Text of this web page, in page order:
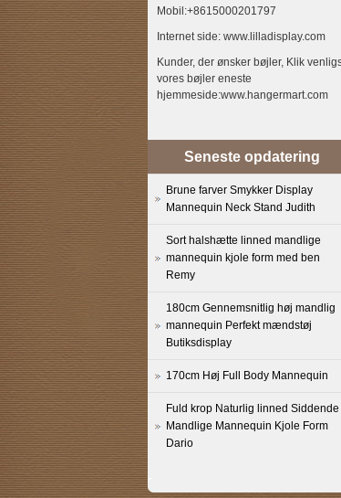
Mobil:+8615000201797
Internet side: www.lilladisplay.com
Kunder, der ønsker bøjler, Klik
vores bøjler eneste
hjemmeside:www.hangermart.com
Seneste opdatering
Brune farver Smykker Display
Mannequin Neck Stand Judith
Sort halshætte linned mandlige
mannequin kjole form med ben
Remy
180cm Gennemsnitlig høj mandlig
mannequin Perfekt mændstøj
Butiksdisplay
170cm Høj Full Body Mannequin
Fuld krop Naturlig linned Siddende
Mandlige Mannequin Kjole Form
Dario